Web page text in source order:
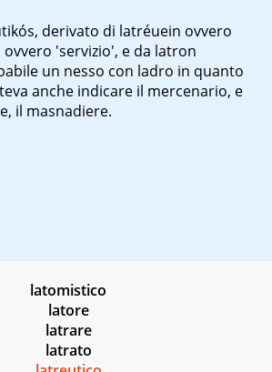
, derivato di latréuein ovvero
ovvero 'servizio', e da latron
un nesso con ladro in quanto
anche indicare il mercenario, e
il masnadiere.
latomistico
latore
latrare
latrato